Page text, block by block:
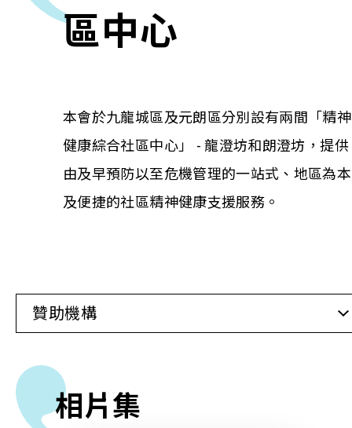
關於本會
區中心
本會於九龍城區及元朗區分別設有兩間「精神
健康綜合社區中心」 - 龍澄坊和朗澄坊，提供
由及早預防以至危機管理的一站式、地區為本
及便捷的社區精神健康支援服務。
贊助機構
相片集